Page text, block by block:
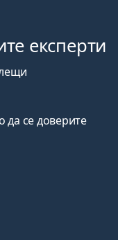
експерти
да се доверите